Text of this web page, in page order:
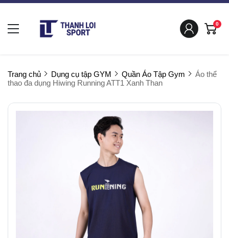
0
Trang chủ Dụng cụ tập GYM Quần Áo Tập Gym
Áo thể
thao đa dụng Hiwing Running ATT1 Xanh Than